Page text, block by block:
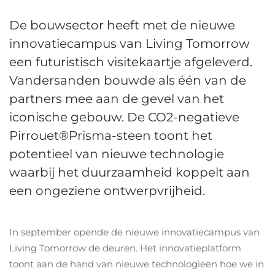
De bouwsector heeft met de nieuwe
innovatiecampus van Living Tomorrow
een futuristisch visitekaartje afgeleverd.
Vandersanden bouwde als één van de
partners mee aan de gevel van het
iconische gebouw. De CO2-negatieve
Pirrouet®Prisma-steen toont het
potentieel van nieuwe technologie
waarbij het duurzaamheid koppelt aan
een ongeziene ontwerpvrijheid.
In september opende de nieuwe innovatiecampus van
Living Tomorrow de deuren. Het innovatieplatform
toont aan de hand van nieuwe technologieën hoe we in